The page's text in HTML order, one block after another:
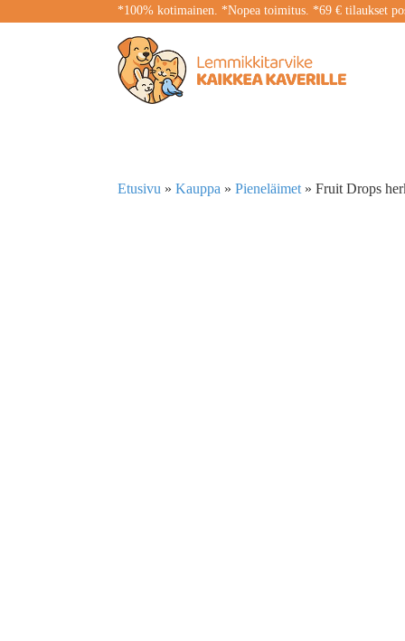
*100% kotimainen. *Nopea toimitus. *69 € tilaukset
Etusivu »Kauppa »Pieneläimet »Fruit Drops